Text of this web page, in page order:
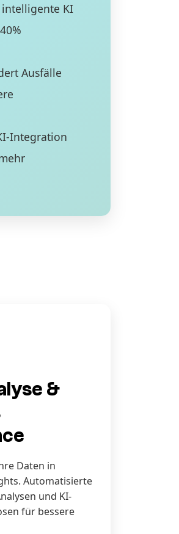
KI
Ausfälle
Integration
&
Daten in
Automatisierte
und KI-
für bessere